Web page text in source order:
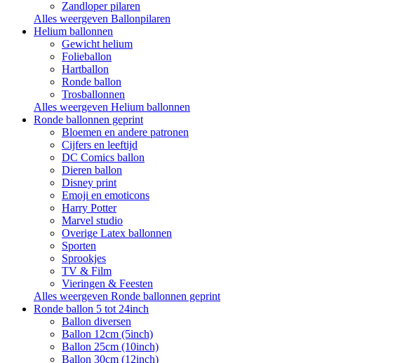
Zandloper pilaren
Alles weergeven Ballonpilaren
Helium ballonnen
Gewicht helium
Folieballon
Hartballon
Ronde ballon
Trosballonnen
Alles weergeven Helium ballonnen
Ronde ballonnen geprint
Bloemen en andere patronen
Cijfers en leeftijd
DC Comics ballon
Dieren ballon
Disney print
Emoji en emoticons
Harry Potter
Marvel studio
Overige Latex ballonnen
Sporten
Sprookjes
TV & Film
Vieringen & Feesten
Alles weergeven Ronde ballonnen geprint
Ronde ballon 5 tot 24inch
Ballon diversen
Ballon 12cm (5inch)
Ballon 25cm (10inch)
Ballon 30cm (12inch)